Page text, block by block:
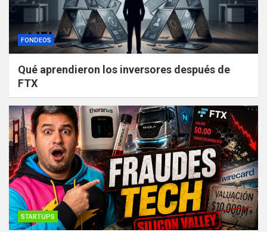
FONDEOS
Qué aprendieron los inversores después de
FTX
STARTUPS